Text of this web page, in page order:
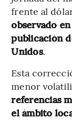
frente al
observado
publicación
Unidos.
Esta
menor
referencias
el ámbito